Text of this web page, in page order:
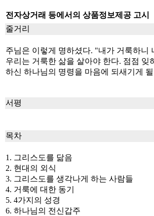
전자상거래 등에서의 상품정보제공 고시
줄거리
주님은 이렇게 명하셨다. "내가 거룩하니
우리는 거룩한 삶을 살아야 한다. 점점 잊
하신 하나님의 명령을 마음에 되새기게
서평
목차
1. 그리스도를 닮음
2. 현대의 외식
3. 그리스도를 생각나게 하는 사람들
4. 거룩에 대한 동기
5. 4가지의 성경
6. 하나님의 전신갑주